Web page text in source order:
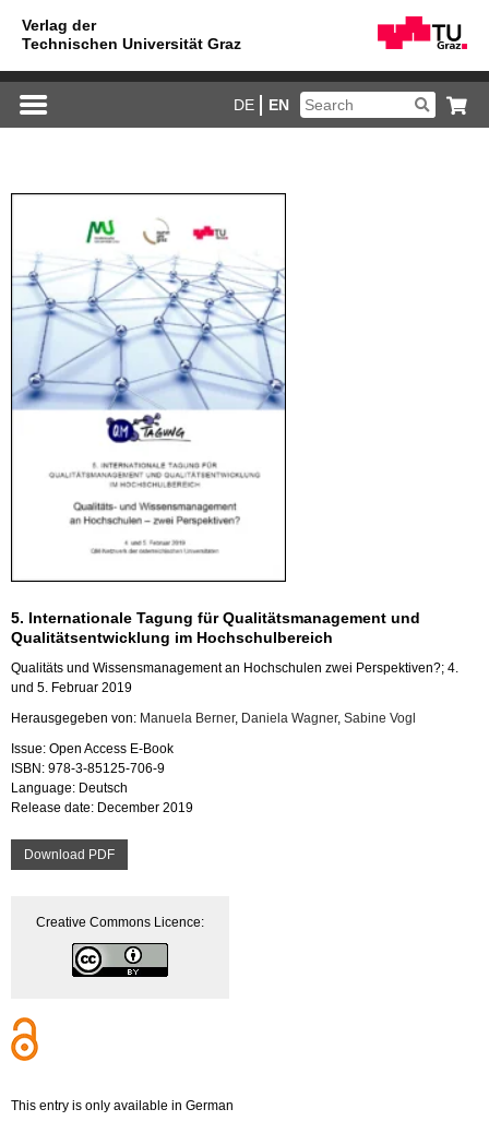
DE EN
5. Internationale Tagung für Qualitätsmanagement und
Qualitätsentwicklung im Hochschulbereich
Qualitäts und Wissensmanagement an Hochschulen zwei Perspektiven?; 4.
und 5. Februar 2019
Herausgegeben von: Manuela Berner, Daniela Wagner, Sabine Vogl
Issue: Open Access E-Book
ISBN: 978-3-85125-706-9
Language: Deutsch
Release date: December 2019
Download PDF
Creative Commons Licence:
This entry is only available in German